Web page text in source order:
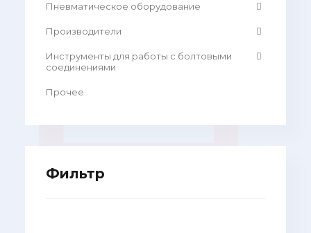
Пневматическое оборудование
Производители
Инструменты для работы с болтовыми
соединениями
Прочее
Фильтр